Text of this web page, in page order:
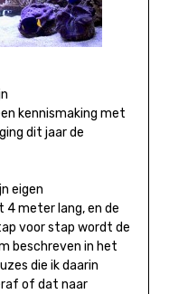
kennismaking met
dit jaar de
eigen
meter lang, en de
voor stap wordt de
beschreven in het
die ik daarin
of dat naar